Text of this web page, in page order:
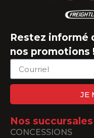
Restez informé
nos promotions
JE
Nos succursales
CONCESSIONS